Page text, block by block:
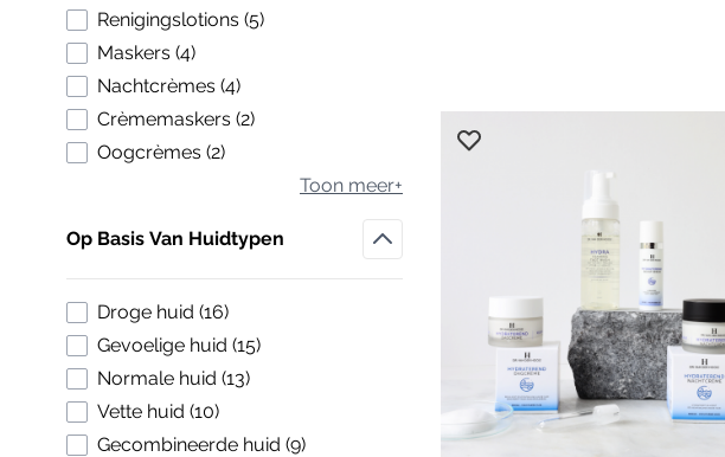
Renigingslotions (5products available
)
Maskers (4products available
)
Nachtcrèmes (4products available
)
Crèmemaskers (2products available
)
Oogcrèmes (2products available
)
Toon meer+
Op Basis Van Huidtypen
Droge huid (16products available
)
Gevoelige huid (15products available
)
Normale huid (13products available
)
Vette huid (10products available
)
Gecombineerde huid (9products available
)